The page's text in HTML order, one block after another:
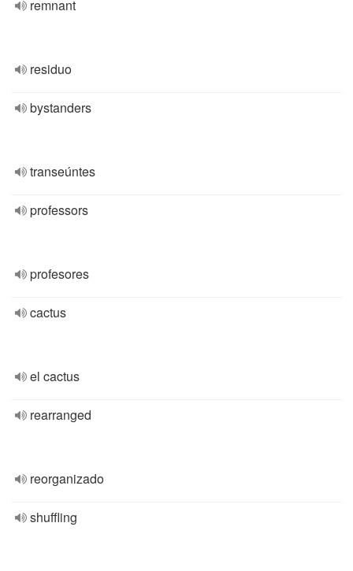
remnant
residuo
bystanders
transeúntes
professors
profesores
cactus
el cactus
rearranged
reorganizado
shuffling